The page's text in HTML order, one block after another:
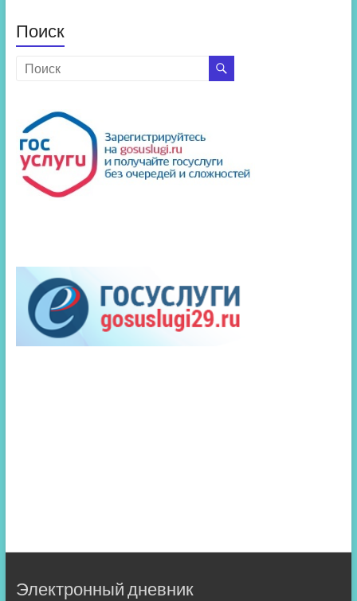
Поиск
Электронный дневник